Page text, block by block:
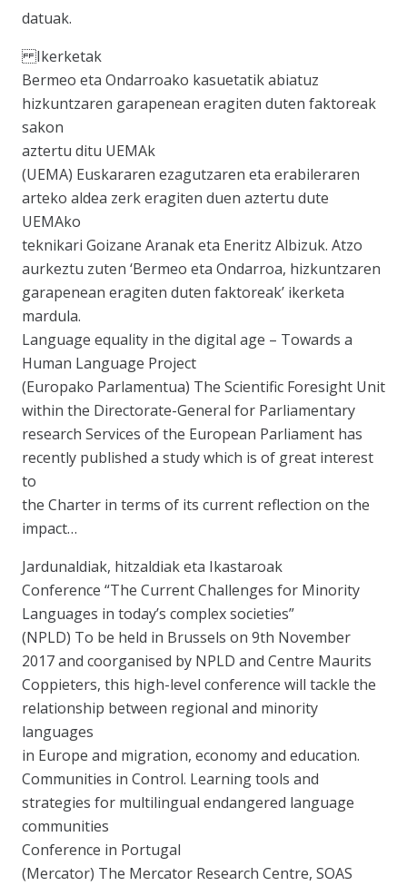
datuak.
Ikerketak
Bermeo eta Ondarroako kasuetatik abiatuz
hizkuntzaren garapenean eragiten duten faktoreak
sakon
aztertu ditu UEMAk
(UEMA) Euskararen ezagutzaren eta erabileraren
arteko aldea zerk eragiten duen aztertu dute
UEMAko
teknikari Goizane Aranak eta Eneritz Albizuk. Atzo
aurkeztu zuten ‘Bermeo eta Ondarroa, hizkuntzaren
garapenean eragiten duten faktoreak’ ikerketa
mardula.
Language equality in the digital age – Towards a
Human Language Project
(Europako Parlamentua) The Scientific Foresight Unit
within the Directorate-General for Parliamentary
research Services of the European Parliament has
recently published a study which is of great interest
to
the Charter in terms of its current reflection on the
impact…
Jardunaldiak, hitzaldiak eta Ikastaroak
Conference “The Current Challenges for Minority
Languages in today’s complex societies”
(NPLD) To be held in Brussels on 9th November
2017 and coorganised by NPLD and Centre Maurits
Coppieters, this high-level conference will tackle the
relationship between regional and minority
languages
in Europe and migration, economy and education.
Communities in Control. Learning tools and
strategies for multilingual endangered language
communities
Conference in Portugal
(Mercator) The Mercator Research Centre, SOAS